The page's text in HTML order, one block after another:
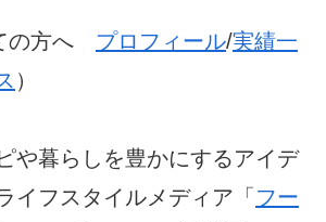
の方へ プロフィール/実績一
）
や暮らしを豊かにするアイデ
イフスタイルメディア「 フー